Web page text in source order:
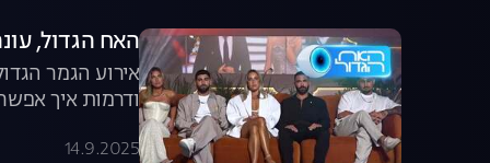
האח הגדול, עונה 7, פרק 67: הגמר הגדול
אירוע הגמר
ודרמות איך
14.9.2025